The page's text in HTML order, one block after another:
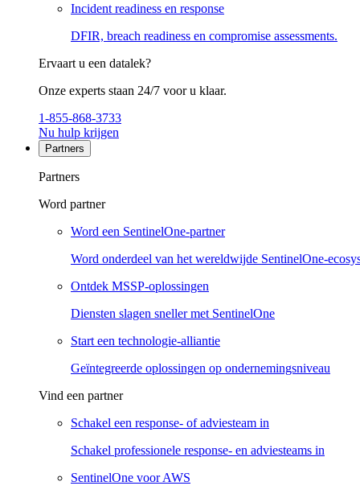
Incident readiness en response
DFIR, breach readiness en compromise assessments.
Ervaart u een datalek?
Onze experts staan 24/7 voor u klaar.
1-855-868-3733
Nu hulp krijgen
Partners
Partners
Word partner
Word een SentinelOne-partner
Word onderdeel van het wereldwijde SentinelOne-
Ontdek MSSP-oplossingen
Diensten slagen sneller met SentinelOne
Start een technologie-alliantie
Geïntegreerde oplossingen op ondernemingsniveau
Vind een partner
Schakel een response- of adviesteam in
Schakel professionele response- en adviesteams in
SentinelOne voor AWS